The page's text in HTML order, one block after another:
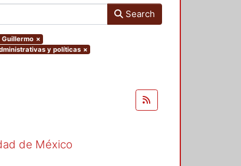
Search
Guillermo ×
y políticas ×
de México